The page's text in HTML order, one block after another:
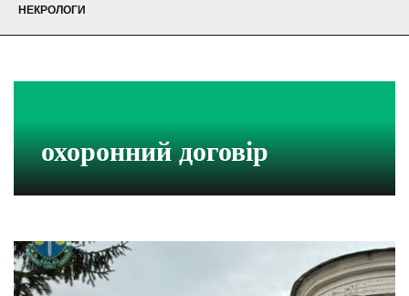
НЕКРОЛОГИ
охоронний договір